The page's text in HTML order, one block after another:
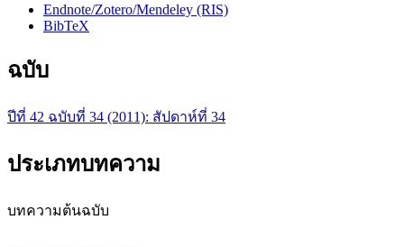
Endnote/Zotero/Mendeley (RIS)
BibTeX
ฉบับ
ปีที่ 42 ฉบับที่ 34 (2011): สัปดาห์ที่ 34
ประเภทบทความ
บทความต้นฉบับ